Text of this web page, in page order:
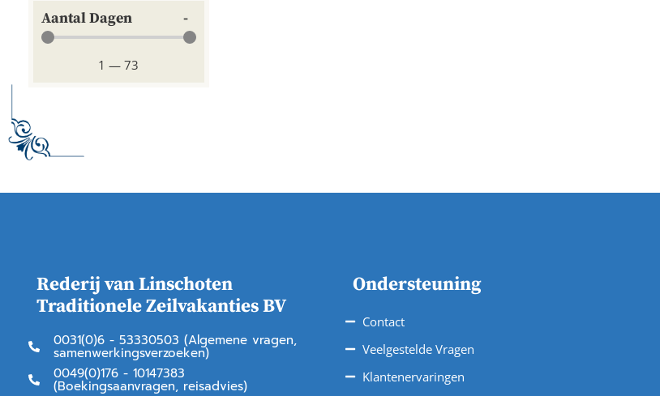
Aantal Dagen
1 —73
Rederij van Linschoten
Traditionele Zeilvakanties BV
0031(0)6 - 53330503 (Algemene vragen,
samenwerkingsverzoeken)
0049(0)176 - 10147383
(Boekingsaanvragen, reisadvies)
Ondersteuning
Contact
Veelgestelde Vragen
Klantenervaringen